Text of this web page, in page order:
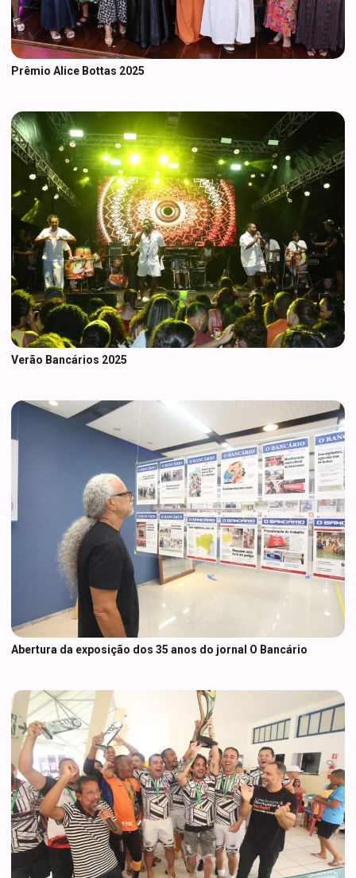
Prêmio Alice Bottas 2025
Verão Bancários 2025
Abertura da exposição dos 35 anos do jornal O Bancário